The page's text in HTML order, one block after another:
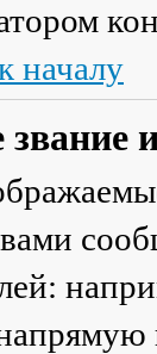
началу
звание